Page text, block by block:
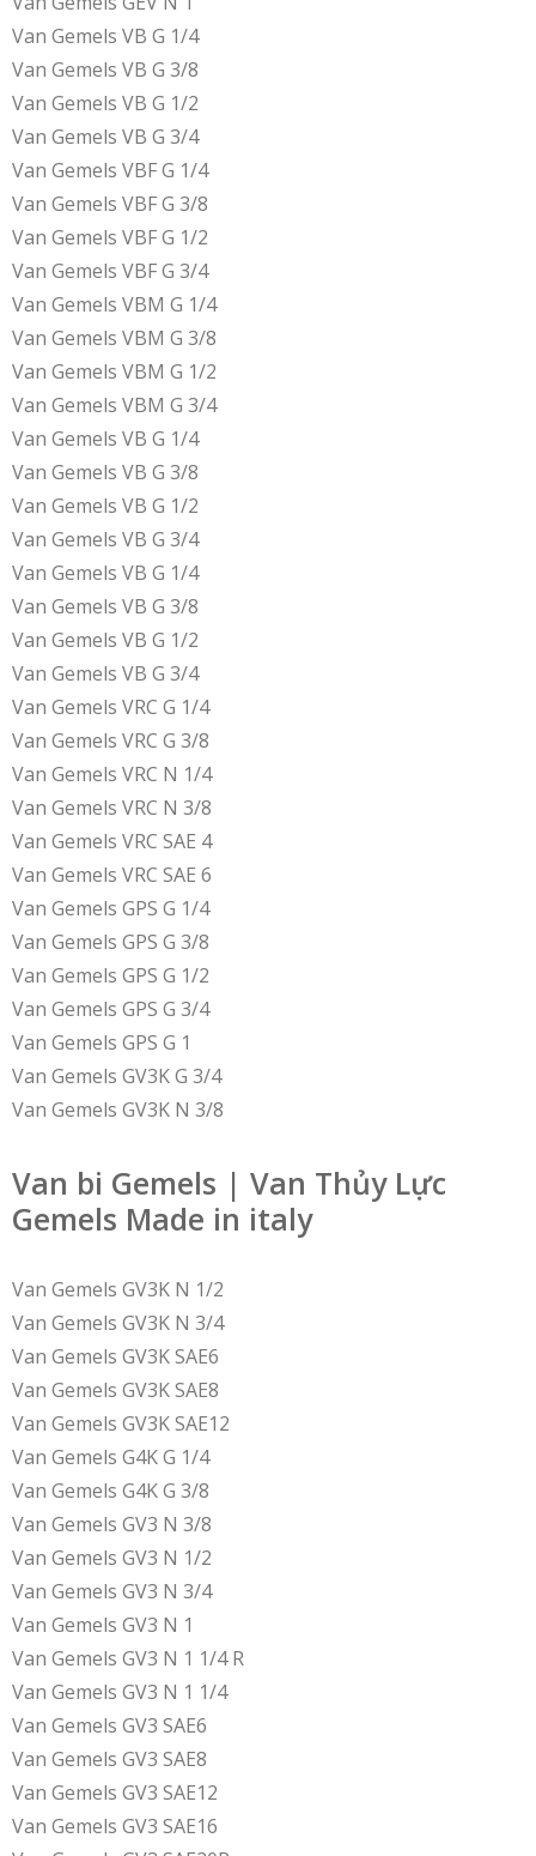
Van Gemels VB G 1/4
Van Gemels VB G 3/8
Van Gemels VB G 1/2
Van Gemels VB G 3/4
Van Gemels VBF G 1/4
Van Gemels VBF G 3/8
Van Gemels VBF G 1/2
Van Gemels VBF G 3/4
Van Gemels VBM G 1/4
Van Gemels VBM G 3/8
Van Gemels VBM G 1/2
Van Gemels VBM G 3/4
Van Gemels VB G 1/4
Van Gemels VB G 3/8
Van Gemels VB G 1/2
Van Gemels VB G 3/4
Van Gemels VB G 1/4
Van Gemels VB G 3/8
Van Gemels VB G 1/2
Van Gemels VB G 3/4
Van Gemels VRC G 1/4
Van Gemels VRC G 3/8
Van Gemels VRC N 1/4
Van Gemels VRC N 3/8
Van Gemels VRC SAE 4
Van Gemels VRC SAE 6
Van Gemels GPS G 1/4
Van Gemels GPS G 3/8
Van Gemels GPS G 1/2
Van Gemels GPS G 3/4
Van Gemels GPS G 1
Van Gemels GV3K G 3/4
Van Gemels GV3K N 3/8
Van bi Gemels | Van Thủy Lực
Gemels Made in italy
Van Gemels GV3K N 1/2
Van Gemels GV3K N 3/4
Van Gemels GV3K SAE6
Van Gemels GV3K SAE8
Van Gemels GV3K SAE12
Van Gemels G4K G 1/4
Van Gemels G4K G 3/8
Van Gemels GV3 N 3/8
Van Gemels GV3 N 1/2
Van Gemels GV3 N 3/4
Van Gemels GV3 N 1
Van Gemels GV3 N 1 1/4 R
Van Gemels GV3 N 1 1/4
Van Gemels GV3 SAE6
Van Gemels GV3 SAE8
Van Gemels GV3 SAE12
Van Gemels GV3 SAE16